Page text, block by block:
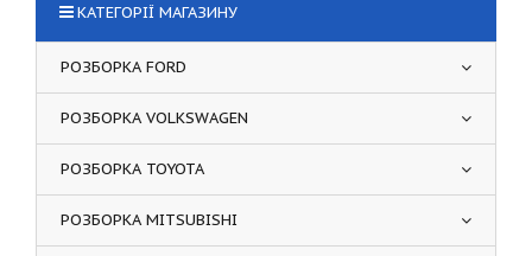
КАТЕГОРІЇ МАГАЗИНУ
РОЗБОРКА FORD
РОЗБОРКА VOLKSWAGEN
РОЗБОРКА TOYOTA
РОЗБОРКА MITSUBISHI